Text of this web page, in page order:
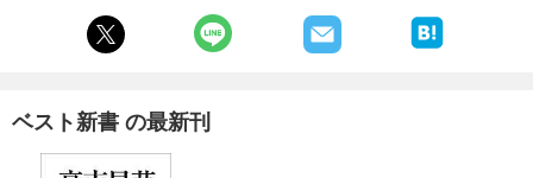
ベスト新書 の最新刊